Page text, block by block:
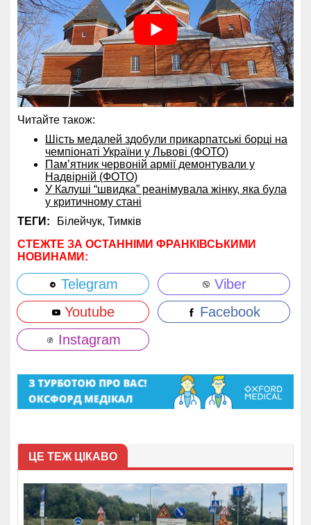
Читайте також:
Шість медалей здобули прикарпатські борці на
чемпіонаті України у Львові (ФОТО)
Пам’ятник червоній армії демонтували у
Надвірній (ФОТО)
У Калуші “швидка” реанімувала жінку, яка була
у критичному стані
ТЕГИ:
Білейчук, Тимків
СТЕЖТЕ ЗА ОСТАННІМИ ФРАНКІВСЬКИМИ
НОВИНАМИ:
Telegram
Viber
Youtube
Facebook
Instagram
ЦЕ ТЕЖ ЦІКАВО